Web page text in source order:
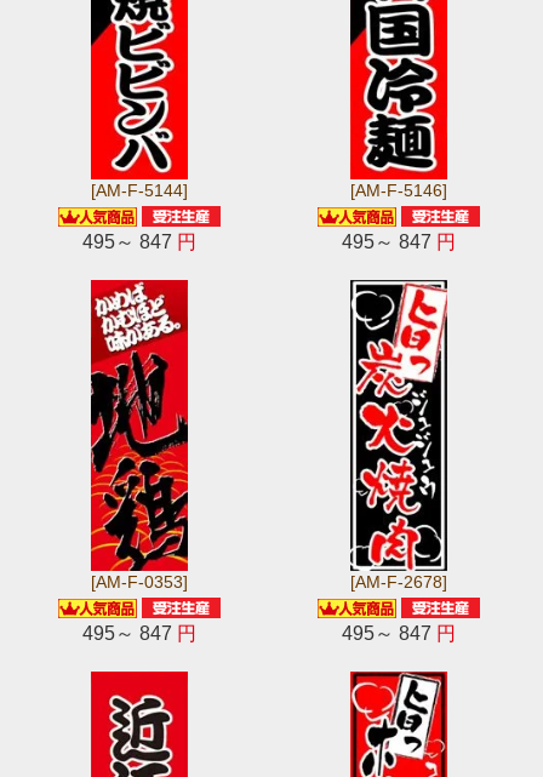
[AM-F-5144]
495～ 847 円
[AM-F-5146]
495～ 847 円
[AM-F-0353]
495～ 847 円
[AM-F-2678]
495～ 847 円